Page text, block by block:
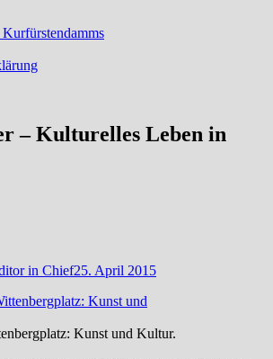
Kurfürstendamms
– Kulturelles Leben in
in Chief25. April 2015
Kunst und Kultur.